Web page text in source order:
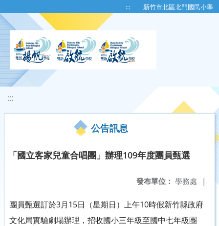
::: 新竹市北區北門國民小學
:::
公告訊息
「國立客家兒童合唱團」辦理109年度團員甄選
發布單位： 學務處 |
團員甄選訂於3月15日（星期日）上午10時假新竹縣政府
文化局實驗劇場辦理，招收國小三年級至國中七年級團